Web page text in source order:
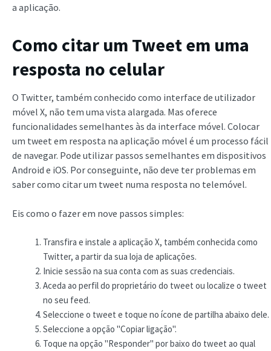
a aplicação.
Como citar um Tweet em uma
resposta no celular
O Twitter, também conhecido como interface de utilizador
móvel X, não tem uma vista alargada. Mas oferece
funcionalidades semelhantes às da interface móvel. Colocar
um tweet em resposta na aplicação móvel é um processo fácil
de navegar. Pode utilizar passos semelhantes em dispositivos
Android e iOS. Por conseguinte, não deve ter problemas em
saber como citar um tweet numa resposta no telemóvel.
Eis como o fazer em nove passos simples:
Transfira e instale a aplicação X, também conhecida como
Twitter, a partir da sua loja de aplicações.
Inicie sessão na sua conta com as suas credenciais.
Aceda ao perfil do proprietário do tweet ou localize o tweet
no seu feed.
Seleccione o tweet e toque no ícone de partilha abaixo dele.
Seleccione a opção "Copiar ligação".
Toque na opção "Responder" por baixo do tweet ao qual